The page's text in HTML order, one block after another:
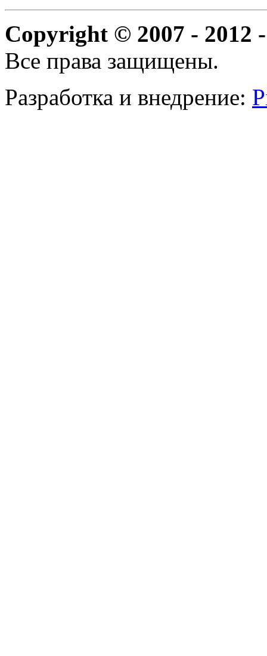
Copyright © 2007 - 2012
Все права защищены.
Разработка и внедрение: